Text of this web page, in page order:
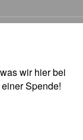
wir hier bei
Spende!